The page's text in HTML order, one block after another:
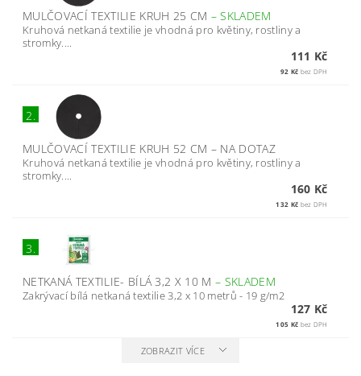
MULČOVACÍ TEXTILIE KRUH 25 CM –SKLADEM
Kruhová netkaná textilie je vhodná pro květiny, rostliny a
stromky....
111 Kč
92 Kč bez DPH
2.
MULČOVACÍ TEXTILIE KRUH 52 CM – NA DOTAZ
Kruhová netkaná textilie je vhodná pro květiny, rostliny a
stromky....
160 Kč
132 Kč bez DPH
3.
NETKANÁ TEXTILIE- BÍLÁ 3,2 X 10 M– SKLADEM
Zakrývací bílá netkaná textilie 3,2 x 10 metrů - 19 g/m2
127 Kč
105 Kč bez DPH
ZOBRAZIT VÍCE